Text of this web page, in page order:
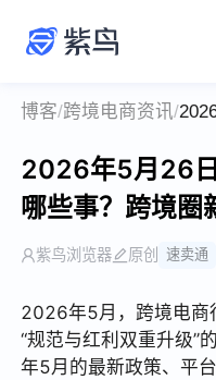
博客/跨境电商资讯/
2026年5月26
哪些事？跨境圈
紫鸟浏览器 原创 速卖通
2026年5月，跨境电商
“规范与红利双重升级”
年5月的最新政策、平